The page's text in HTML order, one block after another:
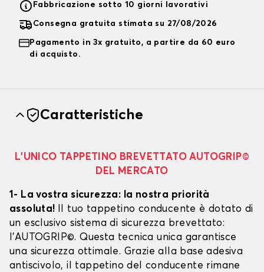
Fabbricazione sotto 10 giorni lavorativi
Consegna gratuita stimata su 27/08/2026
Pagamento in 3x gratuito, a partire da 60 euro
di acquisto.
Caratteristiche
L’UNICO TAPPETINO BREVETTATO AUTOGRIP©
DEL MERCATO
1- La vostra sicurezza: la nostra priorità
assoluta! Il tuo tappetino conducente è dotato di
un esclusivo sistema di sicurezza brevettato:
l’AUTOGRIP©. Questa tecnica unica garantisce
una sicurezza ottimale. Grazie alla base adesiva
antiscivolo, il tappetino del conducente rimane